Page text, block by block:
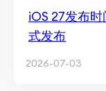
iOS 27发布
式发布
2026-07-03